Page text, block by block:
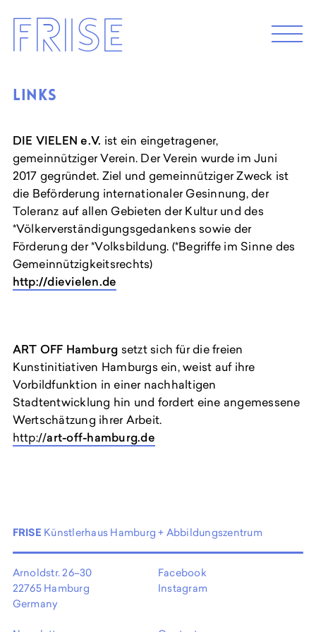
content
M
e
FRISE
Abbildungszentrum
Artist in Residence
Frise e.G.
DE
Links
DIE VIELEN e.V. ist ein eingetragener,
gemeinnütziger Verein. Der Verein wurde im Juni
2017 gegründet. Ziel und gemeinnütziger Zweck ist
die Beförderung internationaler Gesinnung, der
Toleranz auf allen Gebieten der Kultur und des
*Völkerverständigungsgedankens sowie der
Förderung der *Volksbildung. (*Begriffe im Sinne des
Gemeinnützigkeitsrechts)
http://dievielen.de
ART OFF Hamburg setzt sich für die freien
Kunstinitiativen Hamburgs ein, weist auf ihre
Vorbildfunktion in einer nachhaltigen
Stadtentwicklung hin und fordert eine angemessene
Wertschätzung ihrer Arbeit.
http://art-off-hamburg.de
FRISE Künstlerhaus Hamburg + Abbildungszentrum
Arnoldstr. 26–30
22765 Hamburg
Germany
Facebook
Instagram